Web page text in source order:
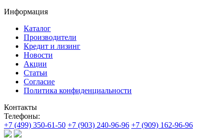
Информация
Каталог
Производители
Кредит и лизинг
Новости
Акции
Статьи
Согласие
Политика конфиденциальности
Контакты
Телефоны:
+7 (499) 350-61-50 +7 (903) 240-96-96 +7 (909) 162-96-96